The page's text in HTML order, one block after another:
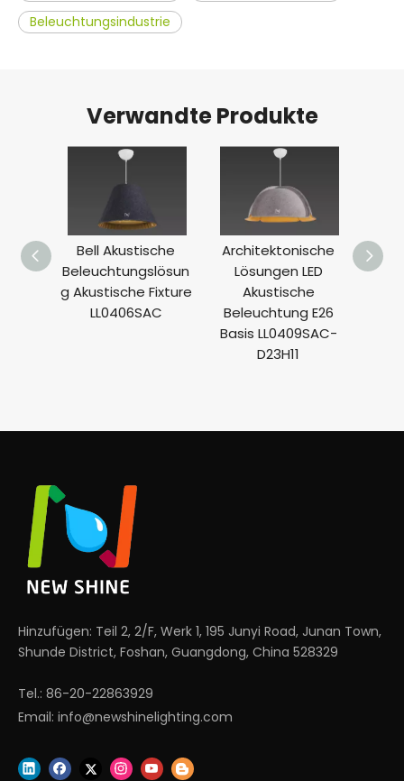
Beleuchtungsindustrie
Verwandte Produkte
mit
Bell Akustische
Beleuchtungslösun
g Akustische Fixture
LL0406SAC
Architektonische
Lösungen LED
Akustische
Beleuchtung E26
Basis LL0409SAC-
D23H11
Hinzufügen: Teil 2, 2/F, Werk 1, 195 Junyi Road, Junan Town,
Shunde District, Foshan, Guangdong, China 528329
Tel.: 86-20-22863929
Email: info@newshinelighting.com